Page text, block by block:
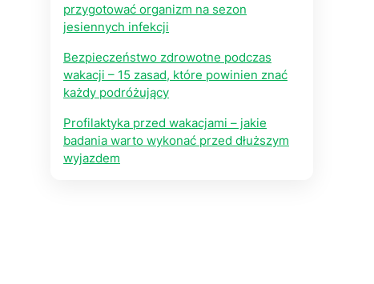
przygotować organizm na sezon
jesiennych infekcji
Bezpieczeństwo zdrowotne podczas
wakacji – 15 zasad, które powinien znać
każdy podróżujący
Profilaktyka przed wakacjami – jakie
badania warto wykonać przed dłuższym
wyjazdem